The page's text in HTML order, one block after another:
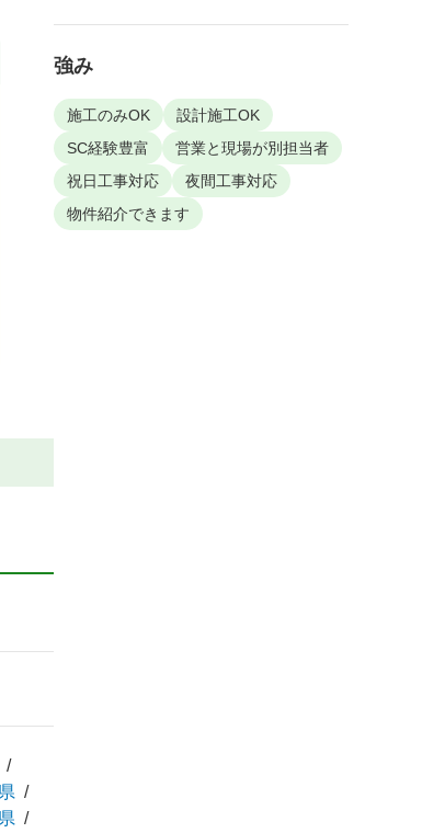
強み
施工のみOK
設計施工OK
SC経験豊富
営業と現場が別担当者
祝日工事対応
夜間工事対応
物件紹介できます